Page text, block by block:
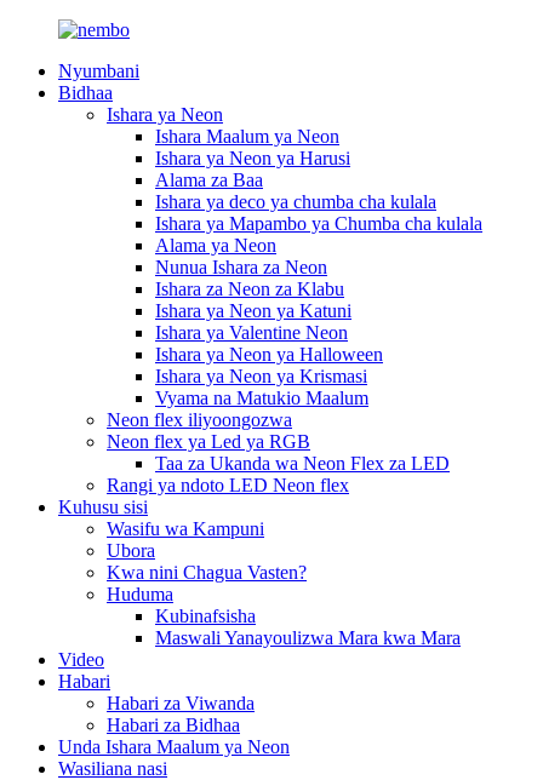
Nyumbani
Bidhaa
Ishara ya Neon
Ishara Maalum ya Neon
Ishara ya Neon ya Harusi
Alama za Baa
Ishara ya deco ya chumba cha kulala
Ishara ya Mapambo ya Chumba cha kulala
Alama ya Neon
Nunua Ishara za Neon
Ishara za Neon za Klabu
Ishara ya Neon ya Katuni
Ishara ya Valentine Neon
Ishara ya Neon ya Halloween
Ishara ya Neon ya Krismasi
Vyama na Matukio Maalum
Neon flex iliyoongozwa
Neon flex ya Led ya RGB
Taa za Ukanda wa Neon Flex za LED
Rangi ya ndoto LED Neon flex
Kuhusu sisi
Wasifu wa Kampuni
Ubora
Kwa nini Chagua Vasten?
Huduma
Kubinafsisha
Maswali Yanayoulizwa Mara kwa Mara
Video
Habari
Habari za Viwanda
Habari za Bidhaa
Unda Ishara Maalum ya Neon
Wasiliana nasi